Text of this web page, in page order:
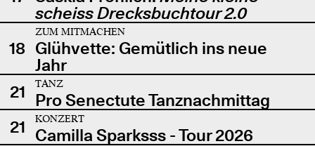
scheiss Drecksbuchtour 2.0
18
ZUM MITMACHEN
Glühvette: Gemütlich ins neue
Jahr
21
TANZ
Pro Senectute Tanznachmittag
21
KONZERT
Camilla Sparksss - Tour 2026